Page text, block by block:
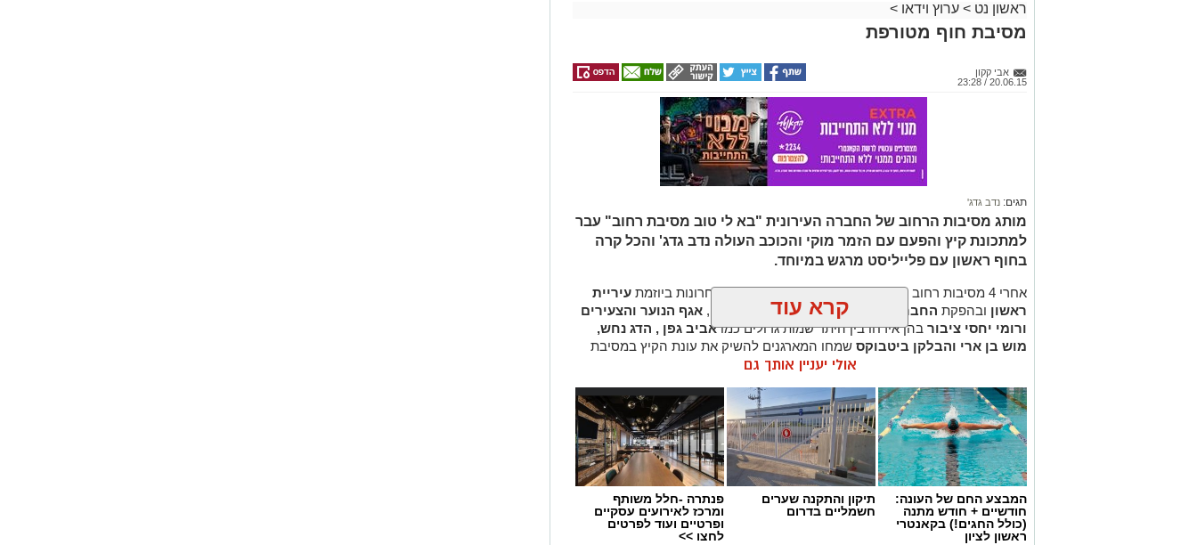
ראשון נט > ערוץ וידאו >
מסיבת חוף מטורפת
אבי קקון
20.06.15 / 23:28
תגים: נדב גדג'
מותג מסיבות הרחוב של החברה העירונית "בא לי טוב מסיבת רחוב" עבר
למתכונת קיץ והפעם עם הזמר מוקי והכוכב העולה נדב גדג' והכל קרה
בחוף ראשון עם פלייליסט מרגש במיוחד.
אחרי 4 מסיבות רחוב מוצלחות שנערכו בשלוש השנים האחרונות ביוזמת
עיריית
ראשון ובהפקת החברה העירוניתבשיתוף , אגף הנוער והצעירים
ורומי יחסי ציבור בהן אירחו בין היתר שמות גדולים כמואביב גפן , הדג נחש,
מוש בן ארי והבלקן ביטבוקס שמחו המארגנים להשיק את עונת הקיץ במסיבת
חוף שהשאירה את כל החוגגים פעורי פה ושזופי פנים.
קרא עוד
אולי יעניין אותך גם
המבצע החם של העונה:
חודשיים + חודש מתנה
(כולל החגים!) בקאנטרי
ראשון לציון
תיקון והתקנה שערים
חשמליים בדרום
פנתרה -חלל משותף
ומרכז לאירועים עסקיים
ופרטיים ועוד לפרטים
לחצו >>